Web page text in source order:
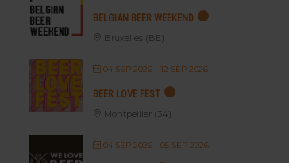
BELGIAN BEER WEEKEND
Bruxelles (BE)
04 SEP 2026 - 12 SEP 2026
BEER LOVE FEST
Montpellier (34)
04 SEP 2026 - 05 SEP 2026